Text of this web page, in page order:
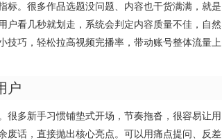
标。很多作品选题没问题、内容也干货满满，就是
户看几秒就划走，系统会判定内容质量不佳，自然
技巧，轻松拉高视频完播率，带动账号整体流量上
户
很多新手习惯铺垫式开场，节奏拖沓，很容易让用
废话，直接抛出核心亮点。可以用痛点提问、反差